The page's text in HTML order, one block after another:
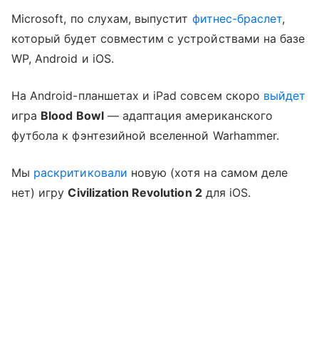
Microsoft, по слухам, выпустит фитнес-браслет,
который будет совместим с устройствами на базе
WP, Android и iOS.
На Android-планшетах и iPad совсем скоро выйдет
игра Blood Bowl— адаптация американского
футбола к фэнтезийной вселенной Warhammer.
Мы раскритиковали новую (хотя на самом деле
нет) игруCivilization Revolution 2для iOS.